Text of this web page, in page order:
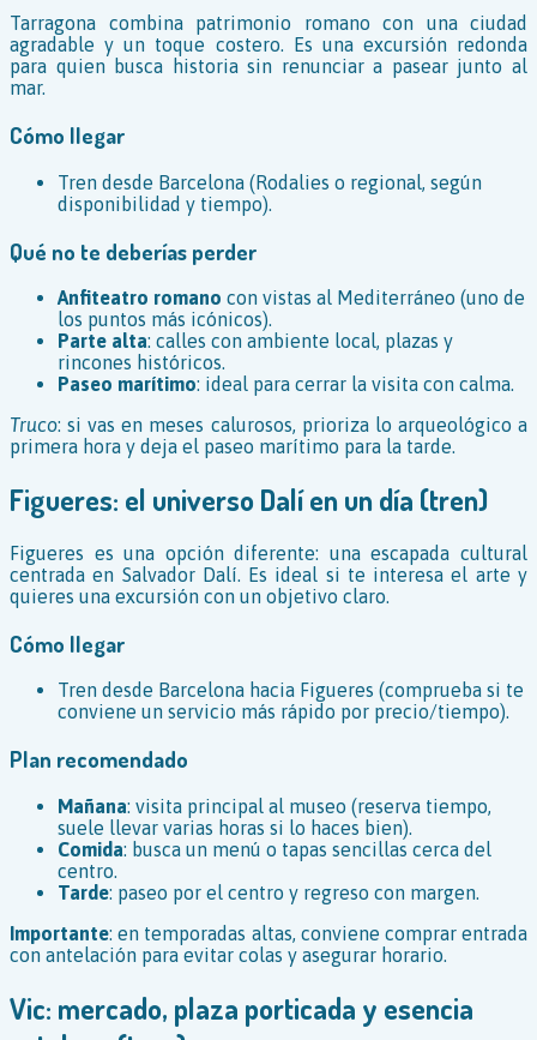
Tarragona combina patrimonio romano con una ciudad
agradable y un toque costero. Es una excursión redonda
para quien busca historia sin renunciar a pasear junto al
mar.
Cómo llegar
Tren desde Barcelona (Rodalies o regional, según
disponibilidad y tiempo).
Qué no te deberías perder
Anfiteatro romano con vistas al Mediterráneo (uno de
los puntos más icónicos).
Parte alta: calles con ambiente local, plazas y
rincones históricos.
Paseo marítimo: ideal para cerrar la visita con calma.
Truco: si vas en meses calurosos, prioriza lo arqueológico a
primera hora y deja el paseo marítimo para la tarde.
Figueres: el universo Dalí en un día (tren)
Figueres es una opción diferente: una escapada cultural
centrada en Salvador Dalí. Es ideal si te interesa el arte y
quieres una excursión con un objetivo claro.
Cómo llegar
Tren desde Barcelona hacia Figueres (comprueba si te
conviene un servicio más rápido por precio/tiempo).
Plan recomendado
Mañana: visita principal al museo (reserva tiempo,
suele llevar varias horas si lo haces bien).
Comida: busca un menú o tapas sencillas cerca del
centro.
Tarde: paseo por el centro y regreso con margen.
Importante: en temporadas altas, conviene comprar entrada
con antelación para evitar colas y asegurar horario.
Vic: mercado, plaza porticada y esencia